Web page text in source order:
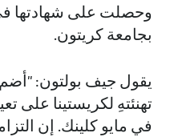
وحصلت على شهادتها
بجامعة كريتون.
يقول جيف بولتون:
تهنئتهِ لكريستينا على
في مايو كلينك. إن